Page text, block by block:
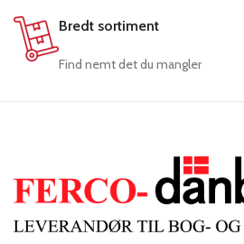
Bredt sortiment
Find nemt det du mangler